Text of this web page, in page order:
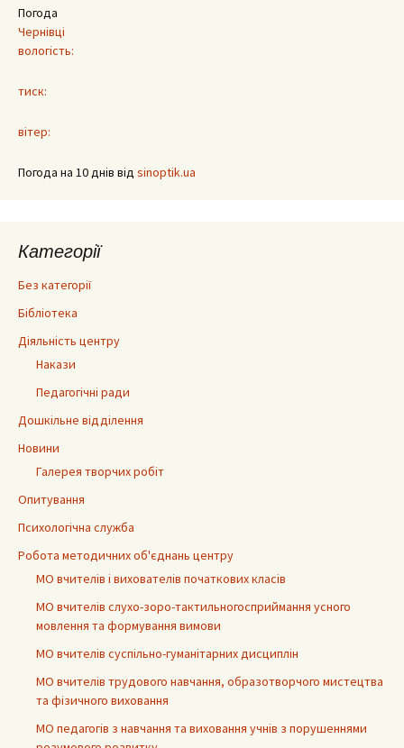
Погода
Чернівці
вологість:
тиск:
вітер:
Погода на 10 днів від sinoptik.ua
Категорії
Без категорії
Бібліотека
Діяльність центру
Накази
Педагогічні ради
Дошкільне відділення
Новини
Галерея творчих робіт
Опитування
Психологічна служба
Робота методичних об'єднань центру
МО вчителів і вихователів початкових класів
МО вчителів слухо-зоро-тактильногосприймання усного
мовлення та формування вимови
МО вчителів суспільно-гуманітарних дисциплін
МО вчителів трудового навчання, образотворчого мистецтва
та фізичного виховання
МО педагогів з навчання та виховання учнів з порушеннями